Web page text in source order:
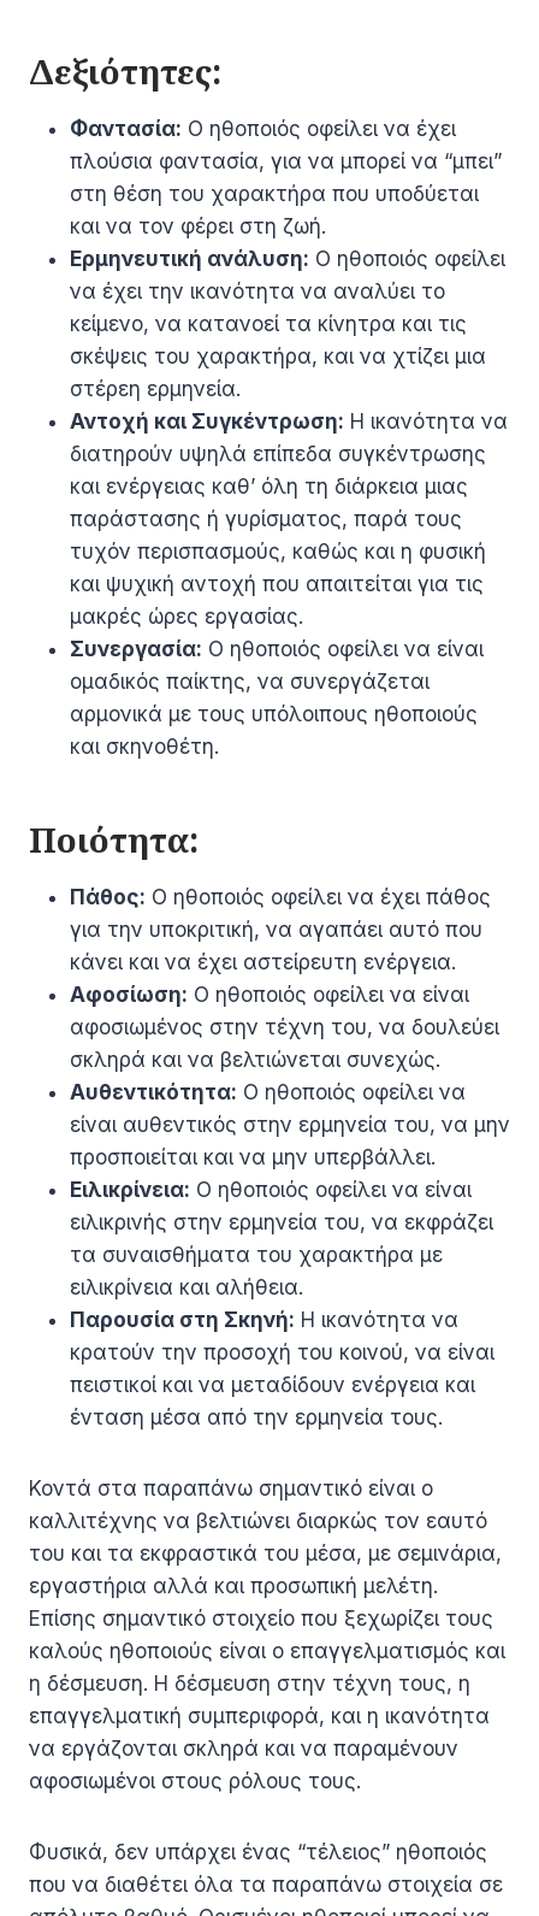
Δεξιότητες:
Φαντασία: Ο ηθοποιός οφείλει να έχει
πλούσια φαντασία, για να μπορεί να “μπει”
στη θέση του χαρακτήρα που υποδύεται
και να τον φέρει στη ζωή.
Ερμηνευτική ανάλυση: Ο ηθοποιός οφείλει
να έχει την ικανότητα να αναλύει το
κείμενο, να κατανοεί τα κίνητρα και τις
σκέψεις του χαρακτήρα, και να χτίζει μια
στέρεη ερμηνεία.
Αντοχή και Συγκέντρωση: Η ικανότητα να
διατηρούν υψηλά επίπεδα συγκέντρωσης
και ενέργειας καθ’ όλη τη διάρκεια μιας
παράστασης ή γυρίσματος, παρά τους
τυχόν περισπασμούς, καθώς και η φυσική
και ψυχική αντοχή που απαιτείται για τις
μακρές ώρες εργασίας.
Συνεργασία: Ο ηθοποιός οφείλει να είναι
ομαδικός παίκτης, να συνεργάζεται
αρμονικά με τους υπόλοιπους ηθοποιούς
και σκηνοθέτη.
Ποιότητα:
Πάθος: Ο ηθοποιός οφείλει να έχει πάθος
για την υποκριτική, να αγαπάει αυτό που
κάνει και να έχει αστείρευτη ενέργεια.
Αφοσίωση: Ο ηθοποιός οφείλει να είναι
αφοσιωμένος στην τέχνη του, να δουλεύει
σκληρά και να βελτιώνεται συνεχώς.
Αυθεντικότητα: Ο ηθοποιός οφείλει να
είναι αυθεντικός στην ερμηνεία του, να μην
προσποιείται και να μην υπερβάλλει.
Ειλικρίνεια: Ο ηθοποιός οφείλει να είναι
ειλικρινής στην ερμηνεία του, να εκφράζει
τα συναισθήματα του χαρακτήρα με
ειλικρίνεια και αλήθεια.
Παρουσία στη Σκηνή: Η ικανότητα να
κρατούν την προσοχή του κοινού, να είναι
πειστικοί και να μεταδίδουν ενέργεια και
ένταση μέσα από την ερμηνεία τους.
Κοντά στα παραπάνω σημαντικό είναι ο
καλλιτέχνης να βελτιώνει διαρκώς τον εαυτό
του και τα εκφραστικά του μέσα, με σεμινάρια,
εργαστήρια αλλά και προσωπική μελέτη.
Επίσης σημαντικό στοιχείο που ξεχωρίζει τους
καλούς ηθοποιούς είναι ο επαγγελματισμός και
η δέσμευση. Η δέσμευση στην τέχνη τους, η
επαγγελματική συμπεριφορά, και η ικανότητα
να εργάζονται σκληρά και να παραμένουν
αφοσιωμένοι στους ρόλους τους.
Φυσικά, δεν υπάρχει ένας “τέλειος” ηθοποιός
που να διαθέτει όλα τα παραπάνω στοιχεία σε